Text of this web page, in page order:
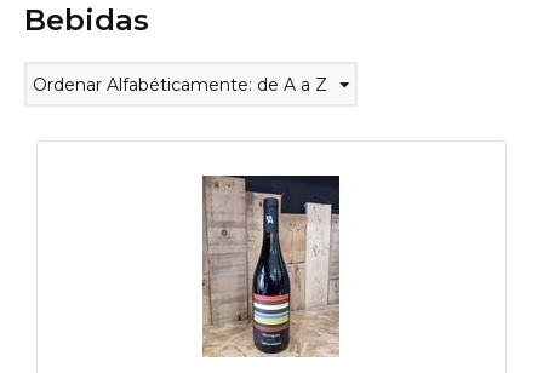
Bebidas
Ordenar Alfabéticamente: de A a Z